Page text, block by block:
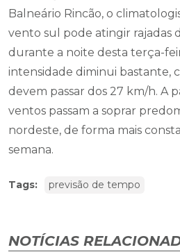
Balneário Rincão, o
vento sul pode atingir rajadas
durante a noite desta terça-
intensidade diminui bastante,
devem passar dos 27 km/h. A
ventos passam a soprar
nordeste, de forma mais
semana.
Tags: previsão de tempo
NOTÍCIAS